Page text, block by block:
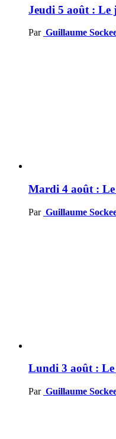
Jeudi 5 août : Le
Par Guillaume
Mardi 4 août :
Par Guillaume
Lundi 3 août :
Par Guillaume